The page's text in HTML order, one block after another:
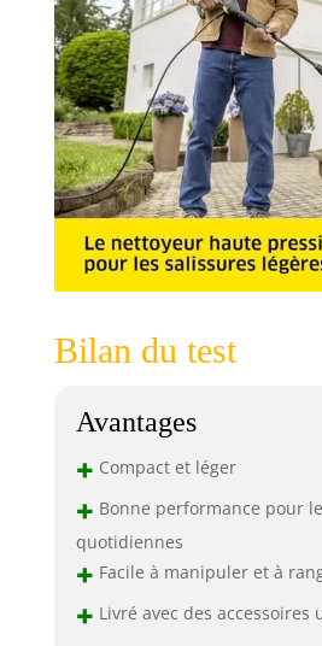
Bilan du test
Avantages
+ Compact et léger
+ Bonne performance pour
quotidiennes
+ Facile à manipuler et à
+ Livré avec des accessoires